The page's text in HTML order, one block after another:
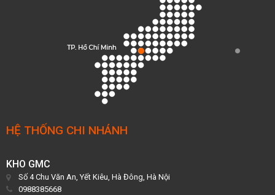
HỆ THỐNG CHI NHÁNH
KHO GMC
Số 4 Chu Văn An, Yết Kiêu, Hà Đông, Hà Nội
0988385668